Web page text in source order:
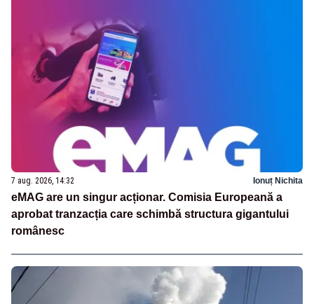
7 aug. 2026, 14:32 Ionuț Nichita
eMAG are un singur acționar. Comisia Europeană a
aprobat tranzacția care schimbă structura gigantului
românesc